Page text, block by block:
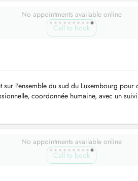
No appointments available online
Call to book
l'ensemble du sud du Luxembourg pour
coordonnée humaine, avec un suivi
No appointments available online
Call to book